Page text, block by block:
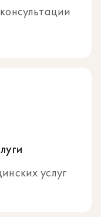
услуг